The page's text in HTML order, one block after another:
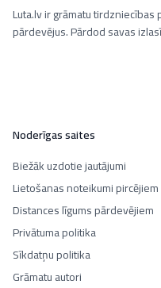
Luta.lv ir grāmatu
pārdevējus. Pārdod savas
Noderīgas saites
Biežāk uzdotie jautājumi
Lietošanas noteikumi pircējiem
Distances līgums pārdevējiem
Privātuma politika
Sīkdatņu politika
Grāmatu autori